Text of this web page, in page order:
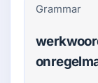
Grammar